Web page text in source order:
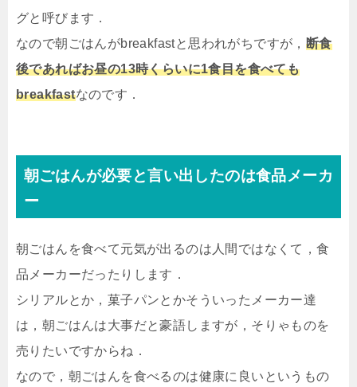
グと呼びます．
なので朝ごはんがbreakfastと思われがちですが， 断食
後であればお昼の13時くらいに1食目を食べても
breakfastなのです．
朝ごはんが必要と言い出したのは食品メーカ
ー
朝ごはんを食べて元気が出るのは人間ではなくて，食
品メーカーだったりします．
シリアルとか，菓子パンとかそういったメーカー達
は，朝ごはんは大事だと豪語しますが，そりゃものを
売りたいですからね．
なので，朝ごはんを食べるのは健康に良いというもの